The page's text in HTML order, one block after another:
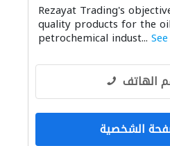
تسرّب المياه مكيفات
موردو مواد البناء السفن
التصميم المعماري
Rezayat Trading's
quality products for the
petrochemical indust...
الهاتف
الشخصية